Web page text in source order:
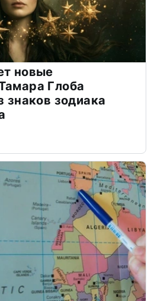
новые
Глоба
знаков зодиака